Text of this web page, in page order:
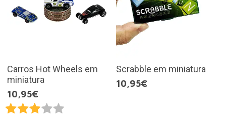
Carros Hot Wheels em
miniatura
10,95€
Scrabble em miniatura
10,95€